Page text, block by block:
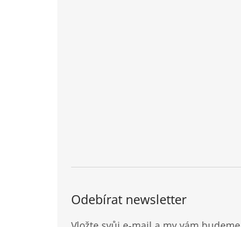
Odebírat newsletter